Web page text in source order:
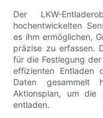
Der LKW-
hochentwickelten
es ihm ermöglichen,
präzise zu erfassen.
für die Festlegung
effizienten Entladen
Daten gesammelt
Aktionsplan, um
entladen.